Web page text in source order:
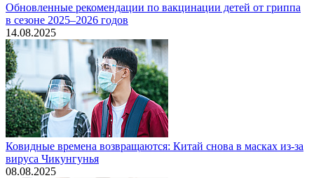
Обновленные рекомендации по вакцинации детей от гриппа
в сезоне 2025–2026 годов
14.08.2025
Ковидные времена возвращаются: Китай снова в масках из-за
вируса Чикунгунья
08.08.2025